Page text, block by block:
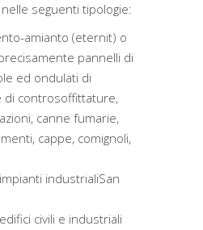
seguenti tipologie:
amianto (eternit) o
pannelli di
ed ondulati di
controsoffittature,
canne fumarie,
cappe, comignoli,
industrialiSan
civili e industriali